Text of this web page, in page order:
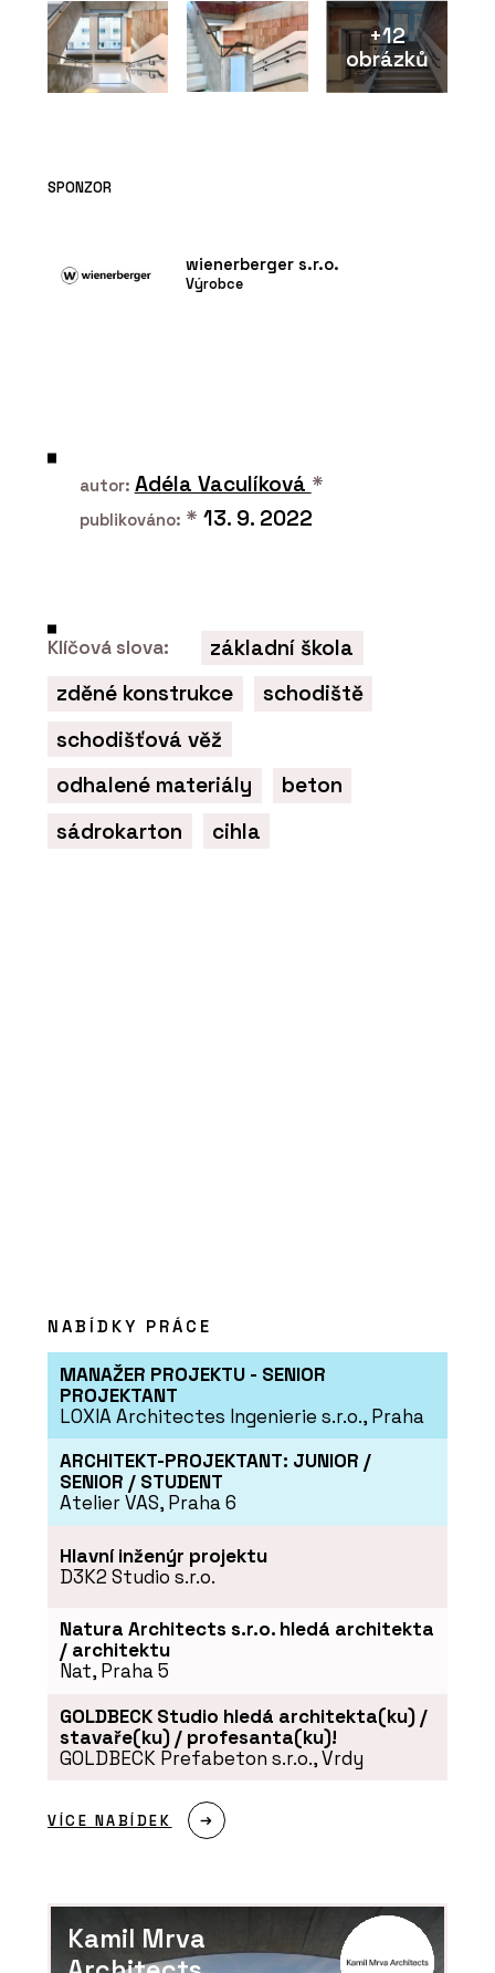
Střešní taška V9 Tondach -
wienerberger
PRODUKTY
Lícové cihly a obkladové pásky Terca
- wienerberger
Stropní vložky MIAKO – wienerberger
PRODUKTY
Akustická cihla Porotherm 10 AKU –
wienerberger
PRODUKTY
Cihly pro robotické zdění Porotherm
+12
obrázků
SPONZOR
wienerberger s.r.o.
Výrobce
autor: Adéla Vaculíková *
publikováno: * 13. 9. 2022
Klíčová slova:
základní škola
zděné konstrukce
schodiště
schodišťová věž
odhalené materiály
beton
sádrokarton
cihla
NABÍDKY PRÁCE
MANAŽER PROJEKTU - SENIOR
PROJEKTANT
LOXIA Architectes Ingenierie s.r.o., Praha
ARCHITEKT-PROJEKTANT: JUNIOR /
SENIOR / STUDENT
Atelier VAS, Praha 6
Hlavní inženýr projektu
D3K2 Studio s.r.o.
Natura Architects s.r.o. hledá architekta
/ architektu
Nat, Praha 5
GOLDBECK Studio hledá architekta(ku) /
stavaře(ku) / profesanta(ku)!
GOLDBECK Prefabeton s.r.o., Vrdy
VÍCE NABÍDEK
Kamil Mrva